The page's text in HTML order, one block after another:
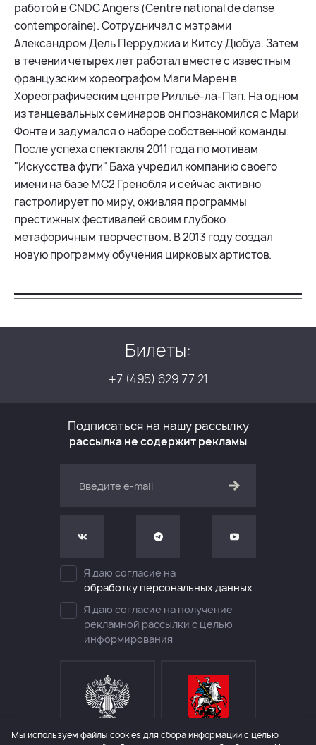
работой в CNDC Angers (Centre national de danse
contemporaine). Сотрудничал с мэтрами
Александром Дель Перруджиа и Китсу Дюбуа. Затем
в течении четырех лет работал вместе с известным
французским хореографом Маги Марен в
Хореографическим центре Рилльё-ла-Пап. На одном
из танцевальных семинаров он познакомился с Мари
Фонте и задумался о наборе собственной команды.
После успеха спектакля 2011 года по мотивам
"Искусства фуги" Баха учредил компанию своего
имени на базе MC2 Гренобля и сейчас активно
гастролирует по миру, оживляя программы
престижных фестивалей своим глубоко
метафоричным творчеством. В 2013 году создал
новую программу обучения цирковых артистов.
Билеты:
+7 (495) 629 77 21
Подписаться на нашу рассылку
рассылка не содержит рекламы
Я даю согласие на
обработку персональных данных
Я даю согласие на получение
рекламной рассылки с целью
информирования
МИНИСТЕРСТВО КУЛЬТУРЫ
ДЕПАРТАМЕНТ КУЛЬТУРЫ
Мы используем файлы cookies для сбора информации с целью